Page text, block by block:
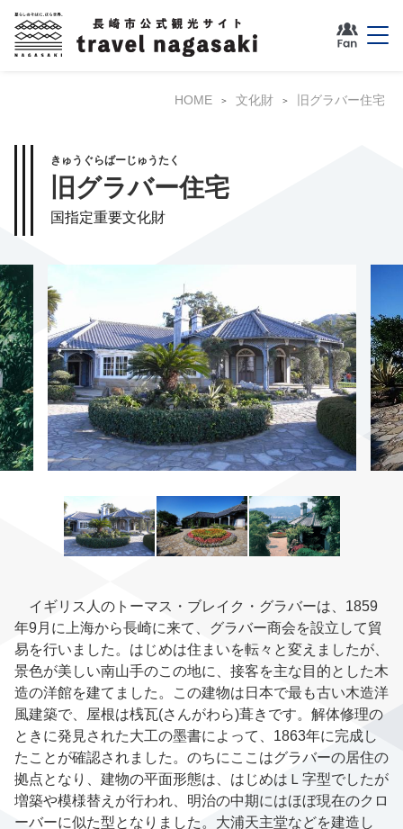
HOME 文化財 旧グラバー住宅
きゅうぐらばーじゅうたく
旧グラバー住宅
国指定重要文化財
イギリス人のトーマス・ブレイク・グラバーは、 1859
年9月に上海から長崎に来て、グラバー商会を設立して貿
易を行いました。はじめは住まいを転々と変えましたが、
景色が美しい南山手のこの地に、接客を主な目的とした木
造の洋館を建てました。この建物は日本で最も古い木造洋
風建築で、屋根は桟瓦(さんがわら)葺きです。解体修理の
ときに発見された大工の墨書によって、 1863年に完成し
たことが確認されました。のちにここはグラバーの居住の
拠点となり、建物の平面形態は、はじめはＬ字型でしたが
増築や模様替えが行われ、明治の中期にはほぼ現在のクロ
ーバーに似た型となりました。大浦天主堂などを建造し